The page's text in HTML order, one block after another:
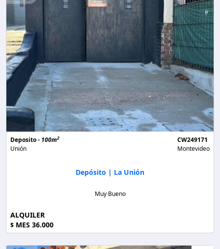
Deposito - 100m2
Unión
CW249171
Montevideo
Depósito | La Unión
Muy Bueno
ALQUILER
$ MES 36.000